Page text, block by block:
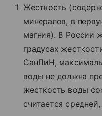
Жесткость
минералов, в
магния). В России
градусах
СанПиН,
воды не должна
жесткость воды
считается